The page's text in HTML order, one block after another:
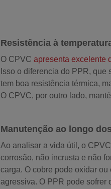
Resistência à
O CPVCapresenta excelente
Isso o diferencia do PPR,
tem boa resistência térmica,
O CPVC, por outro lado,
Manutenção ao longo
Ao analisar a vida útil, o
corrosão, não incrusta e não
carga. O cobre pode oxidar
agressiva. O PPR pode sofrer